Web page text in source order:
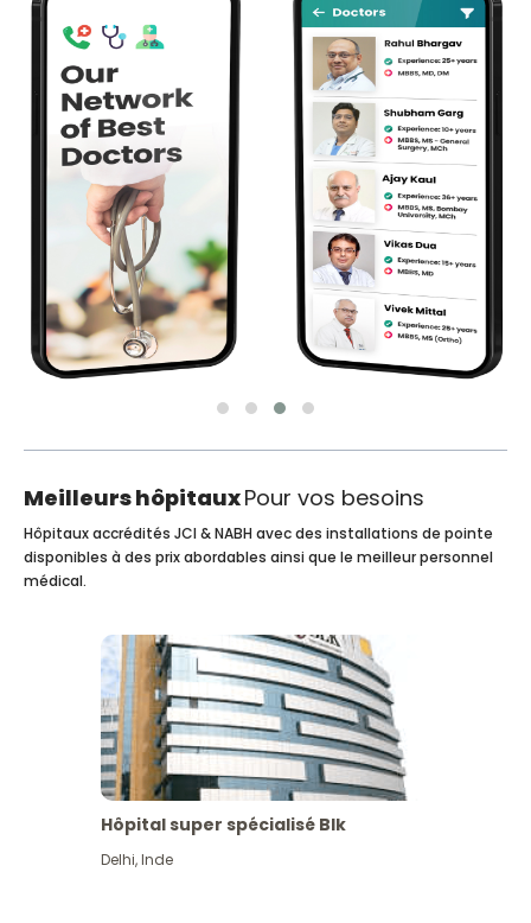
Meilleurs hôpitauxPour vos besoins
Hôpitaux accrédités JCI & NABH avec des installations de pointe
disponibles à des prix abordables ainsi que le meilleur personnel
médical.
Hôpital super spécialisé Blk
Delhi,Inde